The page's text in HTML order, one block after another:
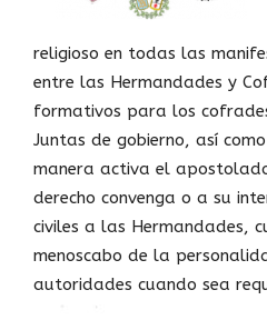
religioso en todas las
entre las Hermandades y
formativos para los
Juntas de gobierno, así
manera activa el
derecho convenga o a su
civiles a las Hermandades,
menoscabo de la
autoridades cuando sea